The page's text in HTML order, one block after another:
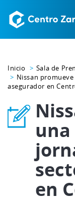
Inicio
Sala de
Nissan
asegurador en
en